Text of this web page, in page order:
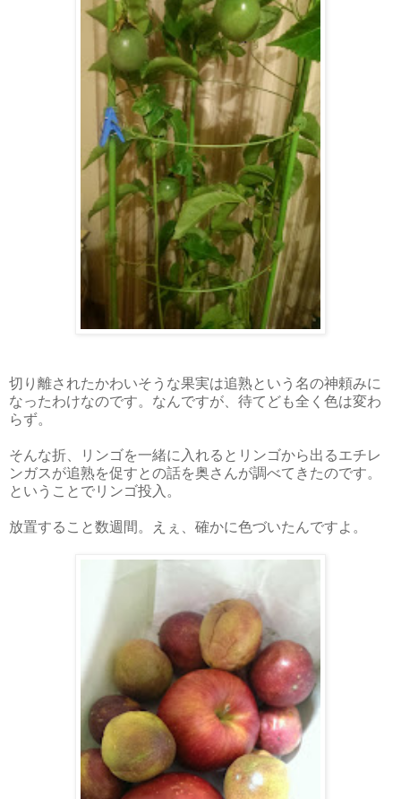
切り離されたかわいそうな果実は追熟という名の神頼みに
なったわけなのです。なんですが、待てども全く色は変わ
らず。
そんな折、リンゴを一緒に入れるとリンゴから出るエチレ
ンガスが追熟を促すとの話を奥さんが調べてきたのです。
ということでリンゴ投入。
放置すること数週間。えぇ、確かに色づいたんですよ。